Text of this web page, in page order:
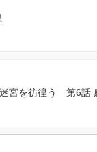
宮を彷徨う 第6話